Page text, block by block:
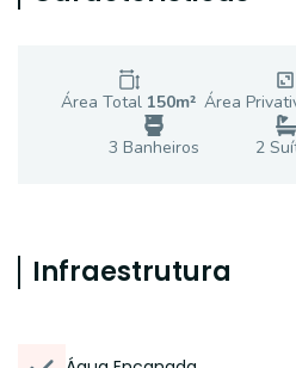
Área Total 150m² Área
3 Banheiros 2
Infraestrutura